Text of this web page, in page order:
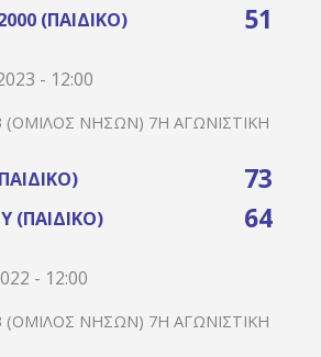
(ΠΑΙΔΙΚΌ) 51
- 12:00
(ΌΜΙΛΟΣ ΝΉΣΩΝ) 7Η ΑΓΩΝΙΣΤΙΚΉ
73
(ΠΑΙΔΙΚΌ) 64
- 12:00
(ΌΜΙΛΟΣ ΝΉΣΩΝ) 7Η ΑΓΩΝΙΣΤΙΚΉ